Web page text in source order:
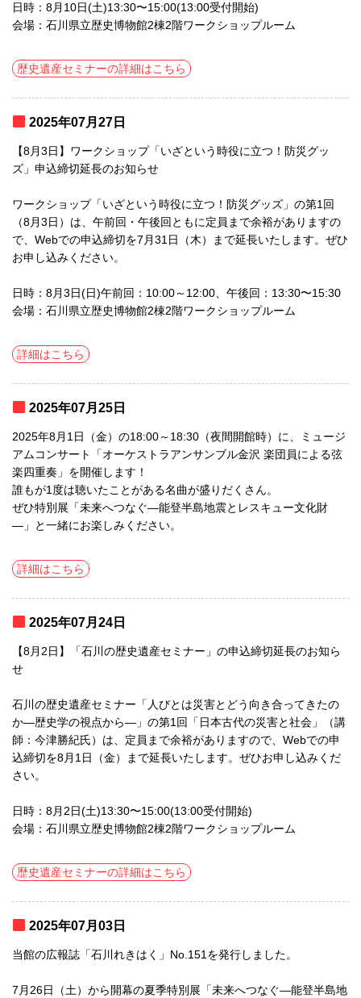
日時：8月10日(土)13:30〜15:00(13:00受付開始)
会場：石川県立歴史博物館2棟2階ワークショップルーム
歴史遺産セミナーの詳細はこちら
2025年07月27日
【8月3日】ワークショップ「いざという時役に立つ！防災グッ
ズ」申込締切延長のお知らせ
ワークショップ「いざという時役に立つ！防災グッズ」の第1回
（8月3日）は、午前回・午後回ともに定員まで余裕がありますの
で、Webでの申込締切を7月31日（木）まで延長いたします。ぜひ
お申し込みください。
日時：8月3日(日)午前回：10:00～12:00、午後回：13:30〜15:30
会場：石川県立歴史博物館2棟2階ワークショップルーム
詳細はこちら
2025年07月25日
2025年8月1日（金）の18:00～18:30（夜間開館時）に、ミュージ
アムコンサート「オーケストラアンサンブル金沢 楽団員による弦
楽四重奏」を開催します！
誰もが1度は聴いたことがある名曲が盛りだくさん。
ぜひ特別展「未来へつなぐ―能登半島地震とレスキュー文化財
―」と一緒にお楽しみください。
詳細はこちら
2025年07月24日
【8月2日】「石川の歴史遺産セミナー」の申込締切延長のお知ら
せ
石川の歴史遺産セミナー「人びとは災害とどう向き合ってきたの
か―歴史学の視点から―」の第1回「日本古代の災害と社会」（講
師：今津勝紀氏）は、定員まで余裕がありますので、Webでの申
込締切を8月1日（金）まで延長いたします。ぜひお申し込みくだ
さい。
日時：8月2日(土)13:30〜15:00(13:00受付開始)
会場：石川県立歴史博物館2棟2階ワークショップルーム
歴史遺産セミナーの詳細はこちら
2025年07月03日
当館の広報誌「石川れきはく」No.151を発行しました。
7月26日（土）から開幕の夏季特別展「未来へつなぐ―能登半島地